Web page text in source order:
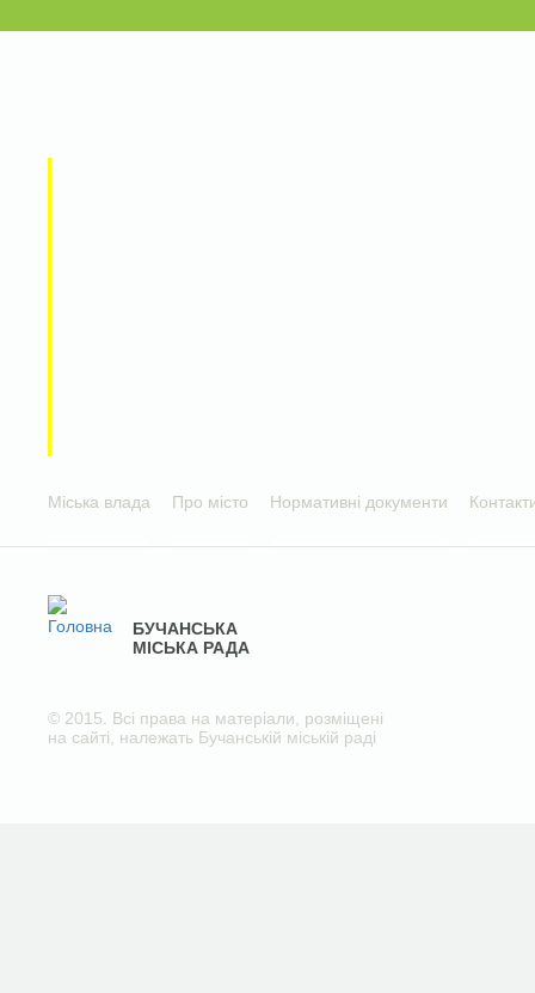
Міська влада Про місто Нормативні документи
БУЧАНСЬКА
МІСЬКА РАДА
© 2015. Всі права на матеріали, розміщені
на сайті, належать Бучанській міській раді